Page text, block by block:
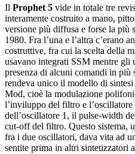
Il Prophet 5 vide in totale tre
interamente costruito a mano,
versione più diffusa e forse la più
1980. Fra l’una e l’altra c’erano
costruttive, fra cui la scelta della
usavano integrati SSM mentre
presenza di alcuni comandi in
rendeva unico il modello di
Mod, cioè la modulazione
l’inviluppo del filtro e
dell’oscillatore 1, il pulse-width
cut-off del filtro. Questo sistema,
fra i due oscillatori, dava vita ad
sentite prima in altri sintetizzatori